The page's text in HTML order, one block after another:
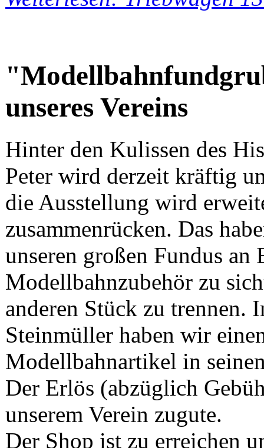
unseres Vereins
Hinter den Kulissen des
Peter wird derzeit kräftig
die Ausstellung wird
zusammenrücken. Das
unseren großen Fundus an
Modellbahnzubehör zu
anderen Stück zu trennen.
Steinmüller haben wir
Modellbahnartikel in
Der Erlös (abzüglich
unserem Verein zugute.
Der Shop ist zu erreichen